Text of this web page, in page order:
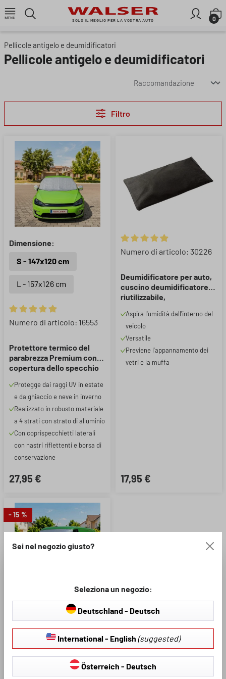
Passa al contenuto principale
SOLO IL MEGLIO PER LA VOSTRA AUTO 0
Pellicole antigelo e deumidificatori
Pellicole antigelo e deumidificatori
Filtro
Dimensione:
S - 147x120 cm
L - 157x126 cm
Valutazione media di 4.93 su 5 stelle
Numero di articolo: 16553
Protettore termico del
parabrezza Premium con
copertura dello specchio
Protegge dai raggi UV in estate
e da ghiaccio e neve in inverno
Realizzato in robusto materiale
a 4 strati con strato di alluminio
Con coprispecchietti laterali
con nastri riflettenti e borsa di
conservazione
27,95 €
Valutazione media di 4.88 su
Numero di articolo: 30226
Deumidificatore per auto,
cuscino deumidificatore
riutilizzabile,
dell'abitacolo 28x15x5 cm
nero
Aspira l'umidità dall'interno del
veicolo
Versatile
Previene l'appannamento dei
vetri e la muffa
17,95 €
- 15 %
Dimensione:
S: 200x70 cm
Sei nel negozio giusto?
Seleziona un negozio:
Deutschland - Deutsch
International - English (suggested)
Österreich - Deutsch